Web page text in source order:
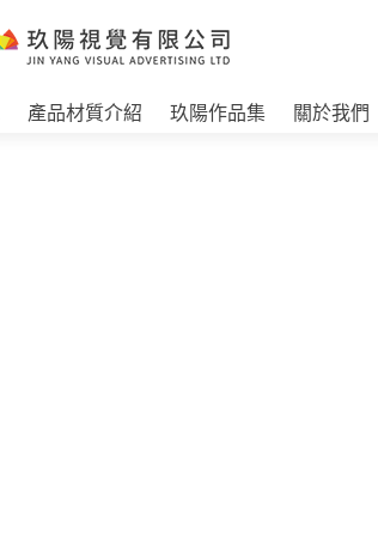
產品材質介紹 玖陽作品集 關於我們